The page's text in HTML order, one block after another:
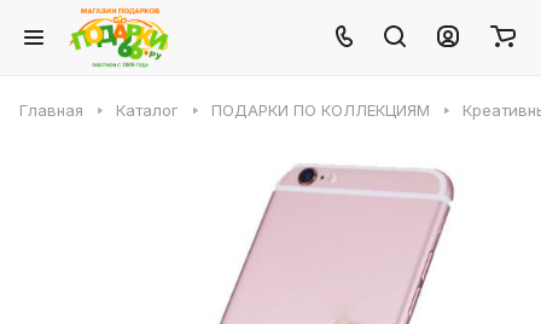
Главная Каталог ПОДАРКИ ПО КОЛЛЕКЦИЯМ